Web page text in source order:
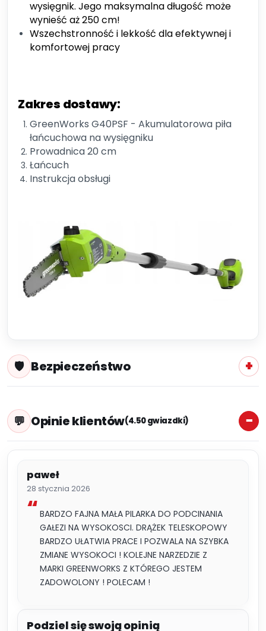
wysięgnik. Jego maksymalna długość może
wynieść aż 250 cm!
Wszechstronność i lekkość dla efektywnej i
komfortowej pracy
Zakres dostawy:
GreenWorks G40PSF - Akumulatorowa piła
łańcuchowa na wysięgniku
Prowadnica 20 cm
Łańcuch
Instrukcja obsługi
Bezpieczeństwo
Opinie klientów(4.50 gwiazdki)
paweł
28 stycznia 2026
BARDZO FAJNA MAŁA PILARKA DO PODCINANIA
GAŁEZI NA WYSOKOSCI. DRĄŻEK TELESKOPOWY
BARDZO UŁATWIA PRACE I POZWALA NA SZYBKA
ZMIANE WYSOKOCI ! KOLEJNE NARZEDZIE Z
MARKI GREENWORKS Z KTÓREGO JESTEM
ZADOWOLONY ! POLECAM !